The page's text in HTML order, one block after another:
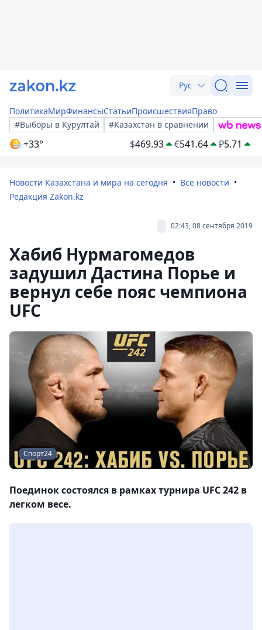
Рус
ПолитикаМирФинансыСтатьиПроисшествияПраво
#Выборы в Курултай
#Казахстан в сравнении
+33° $469.93 €541.64 ₽5.71
Новости Казахстана и мира на сегодня
Все новости
Редакция Zakon.kz
02:43, 08 сентября 2019
Хабиб Нурмагомедов
задушил Дастина Порье и
вернул себе пояс чемпиона
UFC
Спорт24
Поединок состоялся в рамках турнира UFC 242 в
легком весе.